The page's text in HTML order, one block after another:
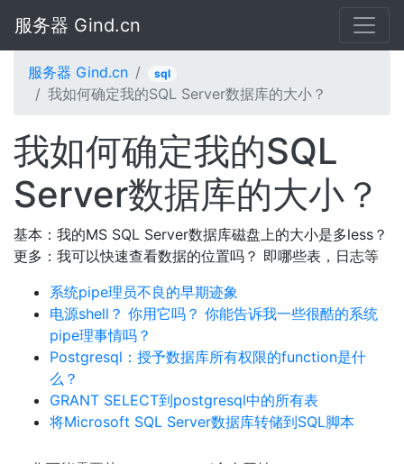
服务器 Gind.cn
服务器 Gind.cn sql
我如何确定我的SQL Server数据库的大小？
我如何确定我的SQL
Server数据库的大小？
基本：我的MS SQL Server数据库磁盘上的大小是多less？
更多：我可以快速查看数据的位置吗？ 即哪些表，日志等
系统pipe理员不良的早期迹象
电源shell？ 你用它吗？ 你能告诉我一些很酷的系统
pipe理事情吗？
Postgresql：授予数据库所有权限的function是什
么？
GRANT SELECT到postgresql中的所有表
将Microsoft SQL Server数据库转储到SQL脚本